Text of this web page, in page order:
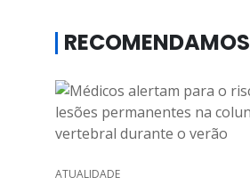
RECOMENDAMOS
ATUALIDADE